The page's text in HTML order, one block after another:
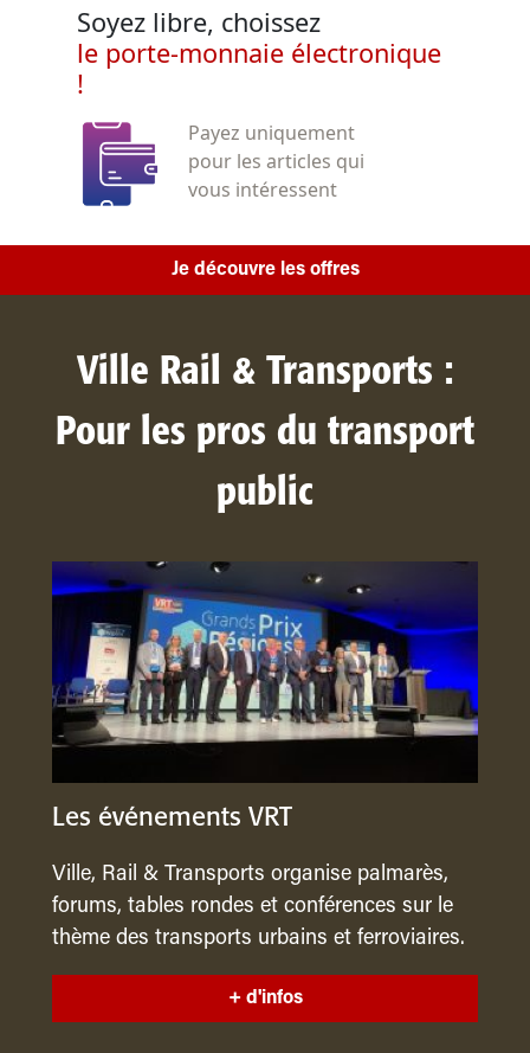
Soyez libre, choissez
le porte-monnaie électronique
!
Payez uniquement
pour les articles qui
vous intéressent
Je découvre les offres
Ville Rail & Transports :
Pour les pros du transport
public
Les événements VRT
Ville, Rail & Transports organise palmarès,
forums, tables rondes et conférences sur le
thème des transports urbains et ferroviaires.
+ d'infos